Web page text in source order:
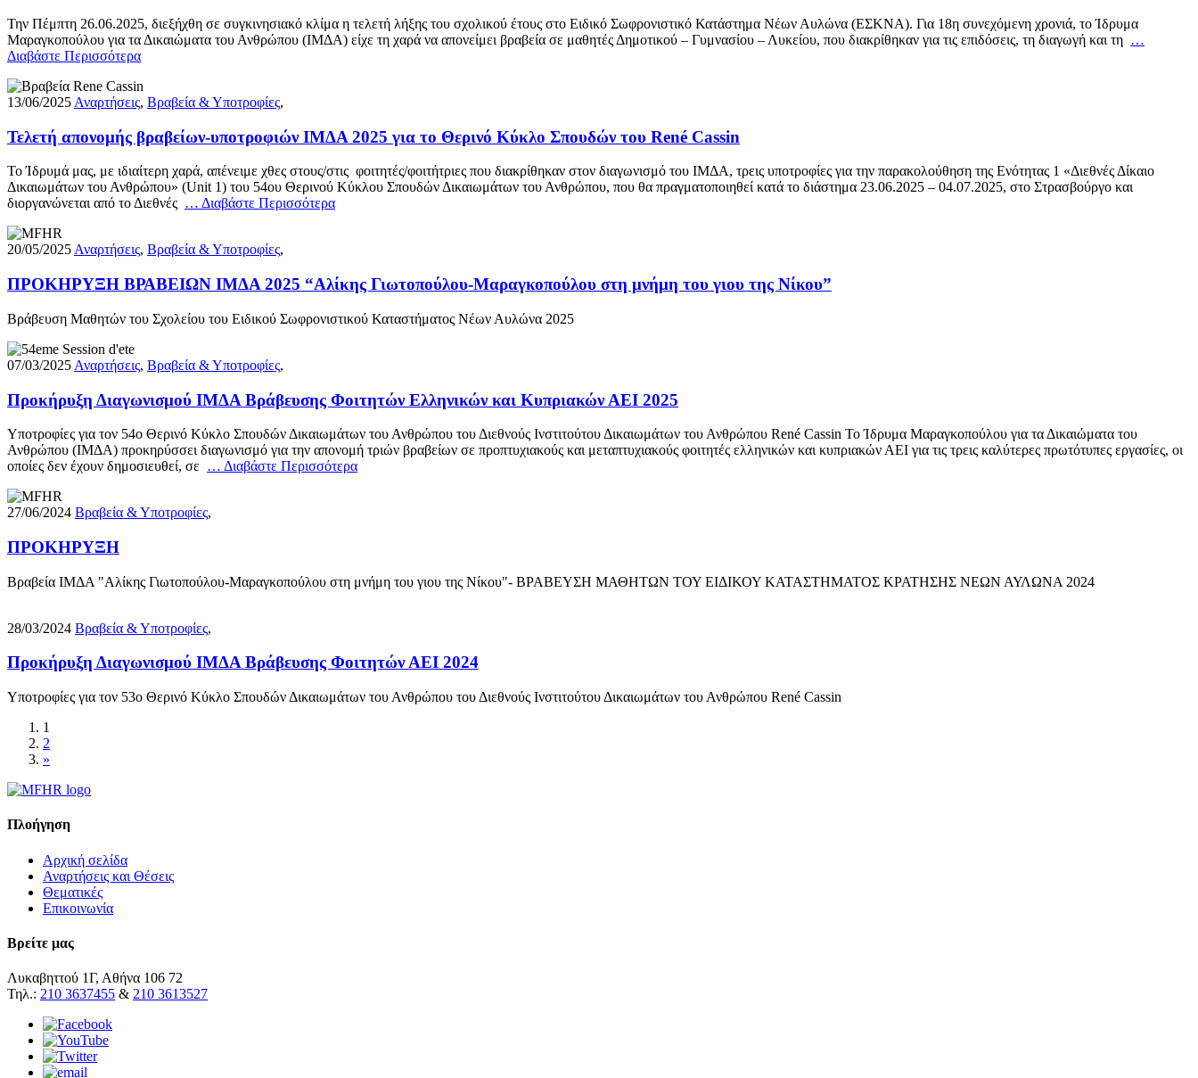
Την Πέμπτη 26.06.2025, διεξήχθη σε συγκινησιακό κλίμα η τελετή λήξης του σχολικού έτους στο Ειδικό Σωφρονιστικό Κατάστημα Νέων Αυλώνα (ΕΣΚΝΑ). Για 18η συνεχόμενη χρονιά, το Ίδρυμα
Μαραγκοπούλου για τα Δικαιώματα του Ανθρώπου (ΙΜΔΑ) είχε τη χαρά να απονείμει βραβεία σε μαθητές Δημοτικού – Γυμνασίου – Λυκείου, που διακρίθηκαν για τις επιδόσεις, τη διαγωγή και τη …
Διαβάστε Περισσότερα
13/06/2025 Αναρτήσεις, Βραβεία & Υποτροφίες,
Τελετή απονομής βραβείων-υποτροφιών ΙΜΔΑ 2025 για το Θερινό Κύκλο Σπουδών του René Cassin
Το Ίδρυμά μας, με ιδιαίτερη χαρά, απένειμε χθες στους/στις φοιτητές/φοιτήτριες που διακρίθηκαν στον διαγωνισμό του ΙΜΔΑ, τρεις υποτροφίες για την παρακολούθηση της Ενότητας 1 «Διεθνές Δίκαιο
Δικαιωμάτων του Ανθρώπου» (Unit 1) του 54ου Θερινού Κύκλου Σπουδών Δικαιωμάτων του Ανθρώπου, που θα πραγματοποιηθεί κατά το διάστημα 23.06.2025 – 04.07.2025, στο Στρασβούργο και
διοργανώνεται από το Διεθνές … Διαβάστε Περισσότερα
20/05/2025 Αναρτήσεις, Βραβεία & Υποτροφίες,
ΠΡΟΚΗΡΥΞΗ ΒΡΑΒΕΙΩΝ ΙΜΔΑ 2025 “Αλίκης Γιωτοπούλου-Μαραγκοπούλου στη μνήμη του γιου της Νίκου”
Βράβευση Μαθητών του Σχολείου του Ειδικού Σωφρονιστικού Καταστήματος Νέων Αυλώνα 2025
07/03/2025 Αναρτήσεις, Βραβεία & Υποτροφίες,
Προκήρυξη Διαγωνισμού ΙΜΔΑ Βράβευσης Φοιτητών Ελληνικών και Κυπριακών ΑΕΙ 2025
Υποτροφίες για τον 54ο Θερινό Κύκλο Σπουδών Δικαιωμάτων του Ανθρώπου του Διεθνούς Ινστιτούτου Δικαιωμάτων του Ανθρώπου René Cassin Το Ίδρυμα Μαραγκοπούλου για τα Δικαιώματα του
Ανθρώπου (ΙΜΔΑ) προκηρύσσει διαγωνισμό για την απονομή τριών βραβείων σε προπτυχιακούς και μεταπτυχιακούς φοιτητές ελληνικών και κυπριακών ΑΕΙ για τις τρεις καλύτερες πρωτότυπες εργασίες, οι
οποίες δεν έχουν δημοσιευθεί, σε … Διαβάστε Περισσότερα
27/06/2024 Βραβεία & Υποτροφίες,
ΠΡΟΚΗΡΥΞΗ
Βραβεία ΙΜΔΑ "Αλίκης Γιωτοπούλου-Μαραγκοπούλου στη μνήμη του γιου της Νίκου"- ΒΡΑΒΕΥΣΗ ΜΑΘΗΤΩΝ ΤΟΥ ΕΙΔΙΚΟΥ ΚΑΤΑΣΤΗΜΑΤΟΣ ΚΡΑΤΗΣΗΣ ΝΕΩΝ ΑΥΛΩΝΑ 2024
28/03/2024 Βραβεία & Υποτροφίες,
Προκήρυξη Διαγωνισμού ΙΜΔΑ Βράβευσης Φοιτητών ΑΕΙ 2024
Υποτροφίες για τον 53ο Θερινό Κύκλο Σπουδών Δικαιωμάτων του Ανθρώπου του Διεθνούς Ινστιτούτου Δικαιωμάτων του Ανθρώπου René Cassin
1
2
»
Πλοήγηση
Αρχική σελίδα
Αναρτήσεις και Θέσεις
Θεματικές
Επικοινωνία
Βρείτε μας
Λυκαβηττού 1Γ, Αθήνα 106 72
Τηλ.: 210 3637455 & 210 3613527